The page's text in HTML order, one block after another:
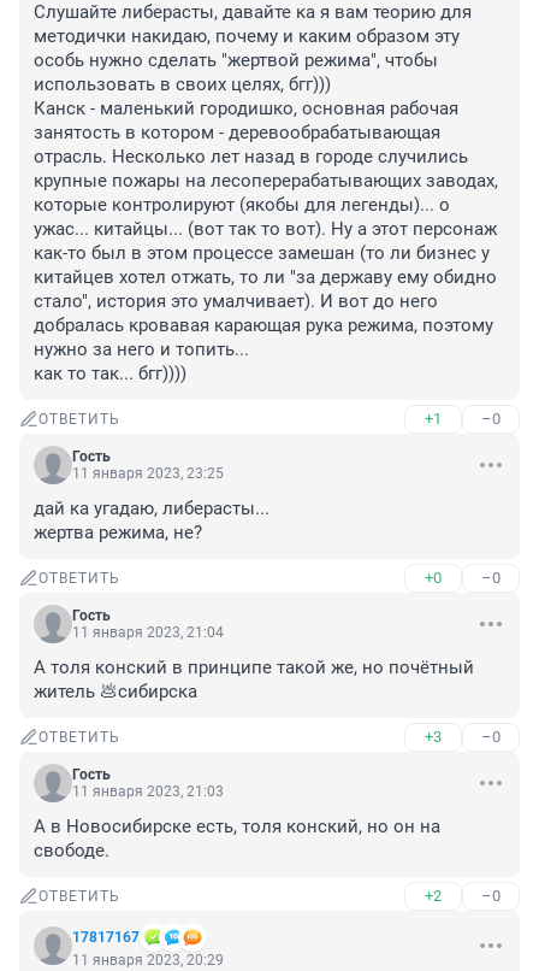
Слушайте либерасты, давайте ка я вам теорию для
методички накидаю, почему и каким образом эту
особь нужно сделать "жертвой режима", чтобы
использовать в своих целях, бгг)))
Канск - маленький городишко, основная рабочая
занятость в котором - деревообрабатывающая
отрасль. Несколько лет назад в городе случились
крупные пожары на лесоперерабатывающих заводах,
которые контролируют (якобы для легенды)... о
ужас... китайцы... (вот так то вот). Ну а этот персонаж
как-то был в этом процессе замешан (то ли бизнес у
китайцев хотел отжать, то ли "за державу ему обидно
стало", история это умалчивает). И вот до него
добралась кровавая карающая рука режима, поэтому
нужно за него и топить...
как то так... бгг))))
ОТВЕТИТЬ +1 –0
Гость
11 января 2023, 23:25
дай ка угадаю, либерасты...
жертва режима, не?
ОТВЕТИТЬ +0 –0
Гость
11 января 2023, 21:04
А толя конский в принципе такой же, но почётный
житель 💩сибирска
ОТВЕТИТЬ +3 –0
Гость
11 января 2023, 21:03
А в Новосибирске есть, толя конский, но он на
свободе.
ОТВЕТИТЬ +2 –0
17817167
11 января 2023, 20:29